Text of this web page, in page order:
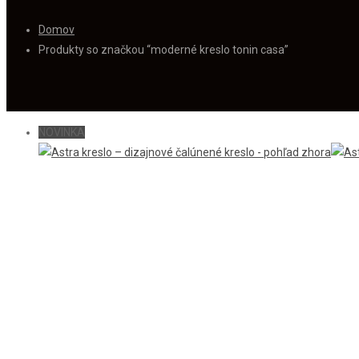
Domov
Produkty so značkou “moderné kreslo tonin casa”
NOVINKA